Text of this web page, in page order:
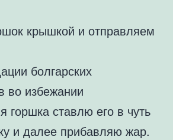
крышкой и отправляем
болгарских
во избежании
горшка ставлю его в чуть
и далее прибавляю жар.